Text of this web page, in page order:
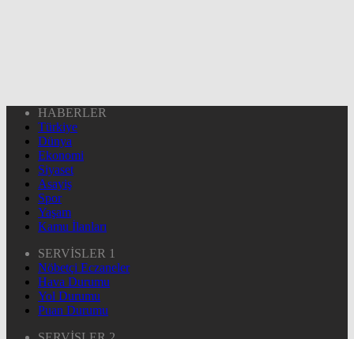
HABERLER
Türkiye
Dünya
Ekonomi
Siyaset
Asayiş
Spor
Yaşam
Kamu İlanları
SERVİSLER 1
Nöbetçi Eczaneler
Hava Durumu
Yol Durumu
Puan Durumu